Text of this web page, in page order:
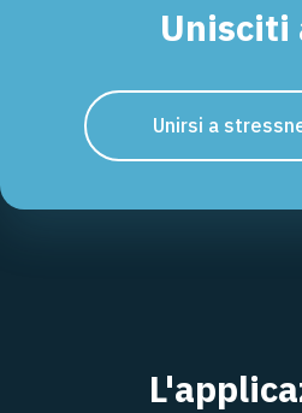
Unisciti
Unirsi a